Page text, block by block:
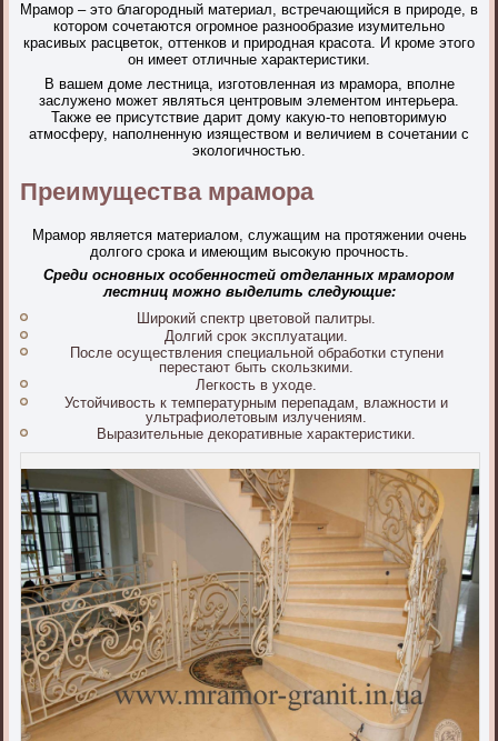
Мрамор – это благородный материал, встречающийся в природе, в
котором сочетаются огромное разнообразие изумительно
красивых расцветок, оттенков и природная красота. И кроме этого
он имеет отличные характеристики.
В вашем доме лестница, изготовленная из мрамора, вполне
заслужено может являться центровым элементом интерьера.
Также ее присутствие дарит дому какую-то неповторимую
атмосферу, наполненную изяществом и величием в сочетании с
экологичностью.
Преимущества мрамора
Мрамор является материалом, служащим на протяжении очень
долгого срока и имеющим высокую прочность.
Среди основных особенностей отделанных мрамором
лестниц можно выделить следующие:
Широкий спектр цветовой палитры.
Долгий срок эксплуатации.
После осуществления специальной обработки ступени
перестают быть скользкими.
Легкость в уходе.
Устойчивость к температурным перепадам, влажности и
ультрафиолетовым излучениям.
Выразительные декоративные характеристики.